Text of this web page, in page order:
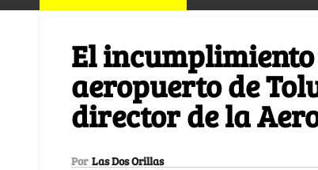
El
aeropuerto de
director de la
Por Las Dos Orillas